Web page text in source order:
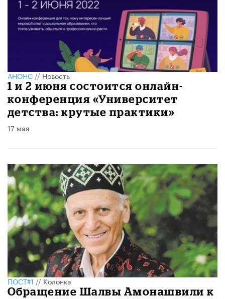
АНОНС//Новость
1 и 2 июня состоится онлайн-
конференция «Университет
детства: крутые практики»
17 мая
ПОСТ#1//Колонка
Обращение Шалвы Амонашвили к